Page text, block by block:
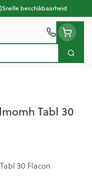
Snelle beschikbaarheid
Zoek
Tabl 30